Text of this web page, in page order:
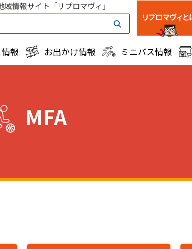
情報サイト「リプロマヴィ」
報 お出かけ情報 ミニバス情報
MFA